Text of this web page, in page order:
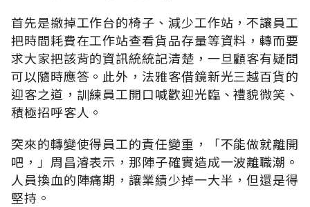
首先是撤掉工作台的椅子、減少工作站，不讓員工
把時間耗費在工作站查看貨品存量等資料，轉而要
求大家把該背的資訊統統記清楚，一旦顧客有疑問
可以隨時應答。此外，法雅客借鏡新光三越百貨的
迎客之道，訓練員工開口喊歡迎光臨、禮貌微笑、
積極招呼客人。
突來的轉變使得員工的責任變重，「不能做就離開
吧，」周昌濬表示，那陣子確實造成一波離職潮。
人員換血的陣痛期，讓業績少掉一大半，但還是得
堅持。